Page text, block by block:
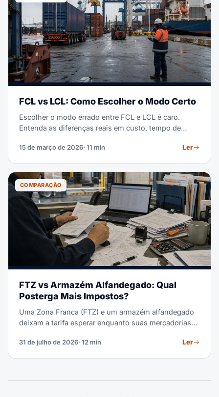
FCL vs LCL: Como Escolher o Modo Certo
Escolher o modo errado entre FCL e LCL é caro.
Entenda as diferenças reais em custo, tempo de
operação.
15 de março de 2026· 11 min Ler
COMPARAÇÃO
FTZ vs Armazém Alfandegado: Qual
Posterga Mais Impostos?
Uma Zona Franca (FTZ) e um armazém alfandegado
deixam a tarifa esperar enquanto suas mercadorias
paga, quanto tempo pode esperar e o que pode fazer
31 de julho de 2026· 12 min Ler